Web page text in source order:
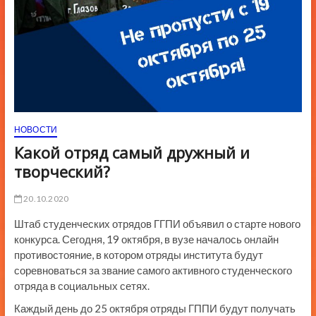
НОВОСТИ
Какой отряд самый дружный и
творческий?
20.10.2020
Штаб студенческих отрядов ГГПИ объявил о старте нового
конкурса. Сегодня, 19 октября, в вузе началось онлайн
противостояние, в котором отряды института будут
соревноваться за звание самого активного студенческого
отряда в социальных сетях.
Каждый день до 25 октября отряды ГППИ будут получать